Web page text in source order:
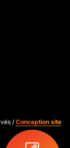
/ Conception site